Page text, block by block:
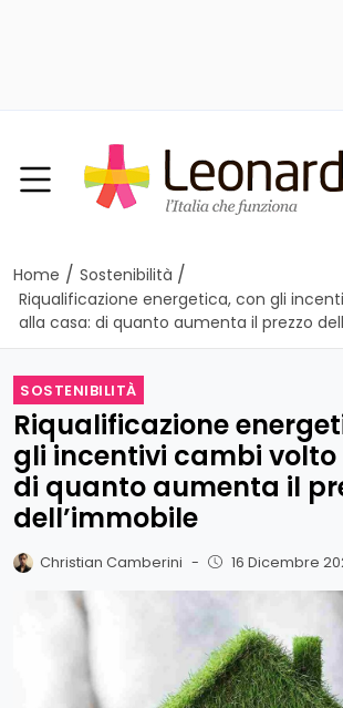
Home / Sostenibilità /
Riqualificazione energetica, con gli
alla casa: di quanto aumenta il prezzo
SOSTENIBILITÀ
Riqualificazione
gli incentivi cambi
di quanto aumenta il
dell’immobile
Christian Camberini - 16 Dicembre